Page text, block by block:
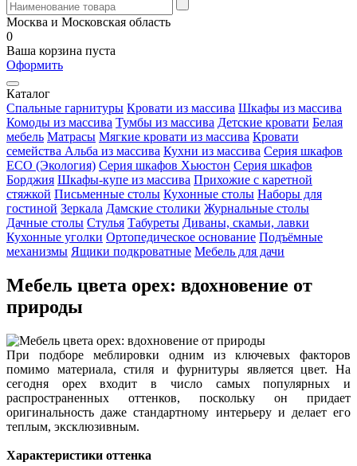
Москва и Московская область
0
Ваша корзина пуста
Оформить
Каталог
Спальные гарнитуры Кровати из массива Шкафы из массива
Комоды из массива Тумбы из массива Детские кровати Белая
мебель Матрасы Мягкие кровати из массива Кровати
семейства Альба из массива Кухни из массива Серия шкафов
ECO (Экология) Серия шкафов Хьюстон Серия шкафов
Борджия Шкафы-купе из массива Прихожие с каретной
стяжкой Письменные столы Кухонные столы Наборы для
гостиной Зеркала Дамские столики Журнальные столы
Дачные столы Стулья Табуреты Диваны, скамьи, лавки
Кухонные уголки Ортопедическое основание Подъёмные
механизмы Ящики подкроватные Мебель для дачи
Мебель цвета орех: вдохновение от
природы
При подборе меблировки одним из ключевых факторов
помимо материала, стиля и фурнитуры является цвет. На
сегодня орех входит в число самых популярных и
распространенных оттенков, поскольку он придает
оригинальность даже стандартному интерьеру и делает его
теплым, эксклюзивным.
Характеристики оттенка